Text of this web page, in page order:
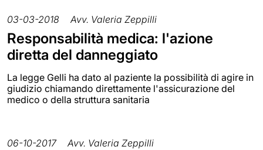
03-03-2018 Avv. Valeria Zeppilli
Responsabilità medica: l'azione
diretta del danneggiato
La legge Gelli ha dato al paziente la possibilità di agire in
giudizio chiamando direttamente l'assicurazione del
medico o della struttura sanitaria
06-10-2017 Avv. Valeria Zeppilli